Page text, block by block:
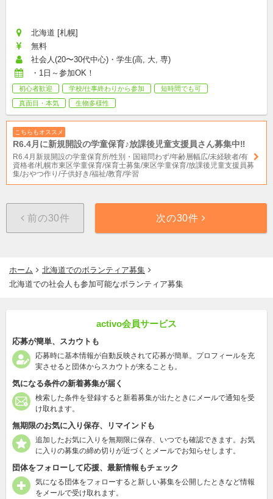
北海道 [札幌]
無料
社会人(20〜30代中心)・学生(高, 大, 専)
・1日～参加OK！
初心者歓迎 学校/仕事終わりから参加
短時間でも可
真面目・本気
生物多様性
こちらもオススメ
R6.4月に新規開設の学童保育♪放課後児童支援員さん募集中‼︎
R6.4月新規開設の学童保育所/性別・国籍問わず/年齢層幅広/未経験者/有
資格者/札幌市東区学童保育/保育士募集/東区学童保育/放課後児童支援員募
集/おやつ作り/子供好き/福祉/教育/学習
前の30件 次の30件
ホーム
北海道でのボランティア募集
北海道での社会人も参加可能なボランティア募集
activo会員サービス
応募が簡単、スカウトも
応募時に基本情報が自動反映されて応募が簡単。プロフィールを充
実させると団体からスカウトが来ることも。
気になる条件の新着募集が届く
検索した条件を登録すると新着募集が出たときにメールで通知を受
け取れます。
無期限のお気に入り保存、リマインドも
追加したお気に入りを無期限に保存、いつでも確認できます。お気
に入りの募集の締め切りが近づくとメールでお知らせします。
団体をフォローして応援、最新情報もチェック
気になる団体をフォローすると新しい募集を公開したときなど情報
をメールで受け取れます。